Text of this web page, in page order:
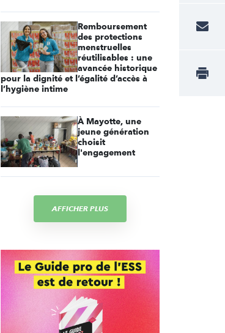
Remboursement
des protections
menstruelles
réutilisables : une
avancée historique
pour la dignité et l’égalité d’accès à
l’hygiène intime
À Mayotte, une
jeune génération
choisit
l'engagement
AFFICHER PLUS